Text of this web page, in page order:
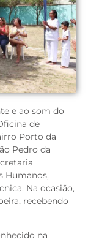
e ao som do
de
Porto da
Pedro da
Humanos,
Na ocasião,
recebendo
na